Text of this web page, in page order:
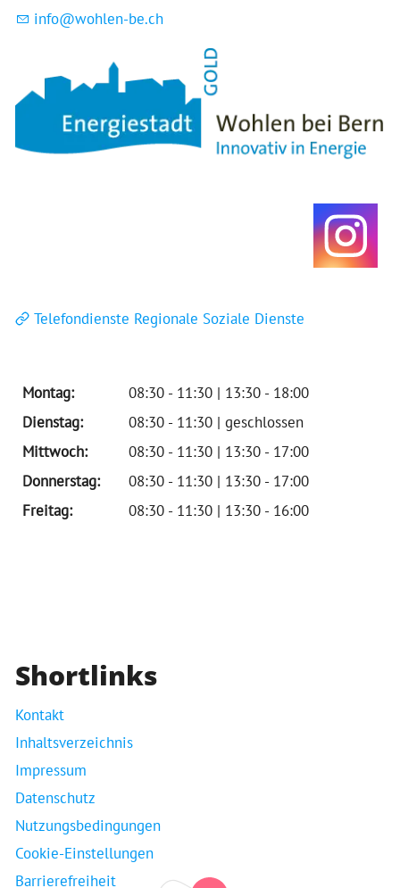
nf w hl n-b ch
Telefondienste Regionale Soziale Dienste
Montag:
08:30 - 11:30 | 13:30 - 18:00
Dienstag:
08:30 - 11:30 | geschlossen
Mittwoch:
08:30 - 11:30 | 13:30 - 17:00
Donnerstag:
08:30 - 11:30 | 13:30 - 17:00
Freitag:
08:30 - 11:30 | 13:30 - 16:00
Shortlinks
Kontakt
Inhaltsverzeichnis
Impressum
Datenschutz
Nutzungsbedingungen
Cookie-Einstellungen
Barrierefreiheit